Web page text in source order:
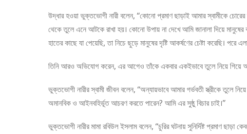
উদ্ধার হওয়া ভুক্তভোগী নারী বলেন, “কোনো প্রমাণ ছাড়াই আমার স্বামীকে
থেকে তুলে এনে আটকে রাখা হয়। কোনো উপায় না দেখে আমি জানালা দিয়ে
হাতের কাছে যা পেয়েছি, তা নিচে ছুড়ে মানুষের দৃষ্টি আকর্ষণের চেষ্টা করেছি। পরে
তিনি আরও অভিযোগ করেন, এর আগেও তাঁকে একবার একইভাবে তুলে নিয়ে গিয়ে
ভুক্তভোগী নারীর স্বামী জীবন বলেন, “অন্যায়ভাবে আমার গর্ভবতী স্ত্রীকে তুলে
অমানবিক ও আইনবহির্ভূত আচরণ করতে পারেন? আমি এর সুষ্ঠু বিচার চাই।”
ভুক্তভোগী নারীর মামা রবিউল ইসলাম বলেন, “চুরির ঘটনায় সুনির্দিষ্ট প্রমাণ ছাড়া